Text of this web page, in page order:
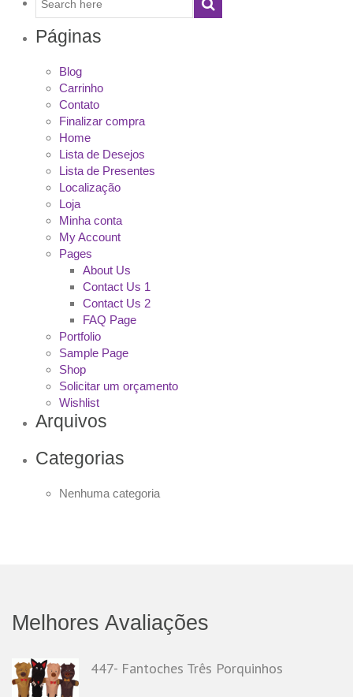
Páginas
Blog
Carrinho
Contato
Finalizar compra
Home
Lista de Desejos
Lista de Presentes
Localização
Loja
Minha conta
My Account
Pages
About Us
Contact Us 1
Contact Us 2
FAQ Page
Portfolio
Sample Page
Shop
Solicitar um orçamento
Wishlist
Arquivos
Categorias
Nenhuma categoria
Melhores Avaliações
447- Fantoches Três Porquinhos